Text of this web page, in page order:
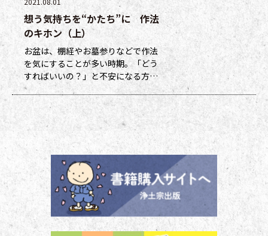
ジナルグッズなどの景品と交換でき
ます（交換・発送は下記一覧表通知
のタイミングになります）。 ポイ
ント保有者の方には、半年に一度、
ポイント数とともに記念品一覧表を
送付いたし
想う気持ちを“かたち”に 作法
のキホン（上）
お盆は、棚経やお墓参りなどで作法
を気にすることが多い時期。「どう
すればいいの？」と不安になる方も
多いのではないでしょうか。作法ば
かり気にしていては、ご先祖さまや
ご本尊さまとしっかりと向き合えま
せん。今号から２回にわたって紹介
する浄土宗の作法の基本をおさえ、
大切な方と向き合い、よりよい時間
を過ごしましょう。 袈裟のつけ方
お参りや法要の時に、ぜひ身に着け
ていた